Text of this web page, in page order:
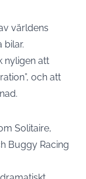
världens
bilar.
nyligen att
och att
Solitaire,
Buggy Racing